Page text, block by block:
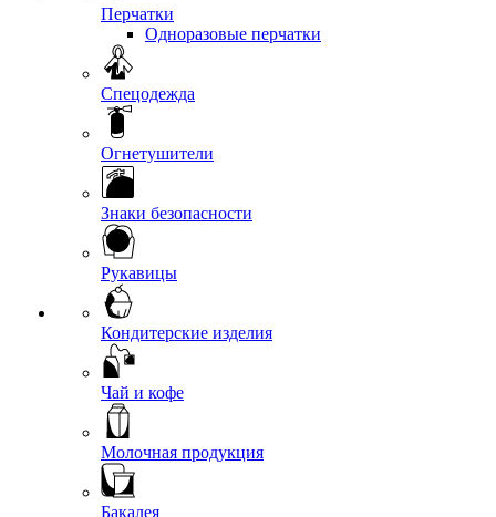
Перчатки
Одноразовые перчатки
Спецодежда
Огнетушители
Знаки безопасности
Рукавицы
Кондитерские изделия
Чай и кофе
Молочная продукция
Бакалея